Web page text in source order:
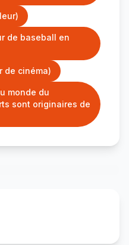
de baseball en
de cinéma)
monde du
sont originaires de